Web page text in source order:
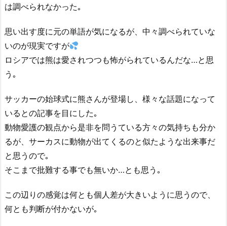
は調べられなかった｡
思い出す度に元の単語が気になるが、中々調べられていな
いのが現実ですが
ロシアでは熊は愛されつつも怖がられているんだな…と思
う｡
サッカーの始球式に熊さんが登場し、様々な話題になって
いるとの記事を目にした｡
動物愛護の観点から是非を問うている方々の気持ちも分か
るが、サーカスに動物が出てくるのと似たような出来事だ
と思うので｡
そこまで批難する事でも無いか…とも思う｡
この辺りの感覚は何とも個人差が大きいように思うので、
何とも判断が付かないが｡